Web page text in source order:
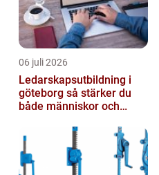
06 juli 2026
Ledarskapsutbildning i
göteborg så stärker du
både människor och